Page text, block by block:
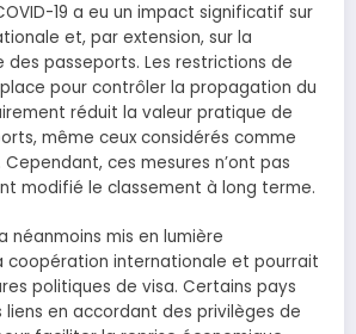
19 a eu un impact significatif sur
et, par extension, sur la
des passeports. Les restrictions de
pour contrôler la propagation du
réduit la valeur pratique de
même ceux considérés comme
Cependant, ces mesures n’ont pas
modifié le classement à long terme.
néanmoins mis en lumière
coopération internationale et pourrait
politiques de visa. Certains pays
en accordant des privilèges de